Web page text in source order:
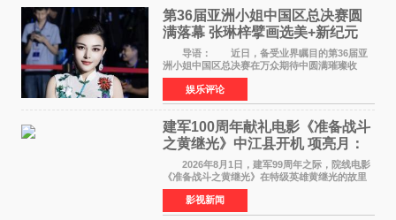
第36届亚洲小姐中国区总决赛圆
满落幕 张琳梓擘画选美+新纪元
导语： 近日，备受业界瞩目的第36届亚
洲小姐中国区总决赛在万众期待中圆满璀璨收
官。整场盛典汇聚万千芳华，不仅完成了新一届
美丽代言人的加冕选拔，更在行业发展层面带来
颠覆性突破。活动
娱乐评论
建军100周年献礼电影《准备战斗
之黄继光》中江县开机 项亮月：
以光影为笔，书写英雄赞歌
2026年8月1日，建军99周年之际，院线电影
《准备战斗之黄继光》在特级英雄黄继光的故里
——四川省德阳市中江县黄继光出生地正式开
机。本片出品人、总制片人项亮月主持开机仪
式，&zwnj;特级英雄
影视新闻